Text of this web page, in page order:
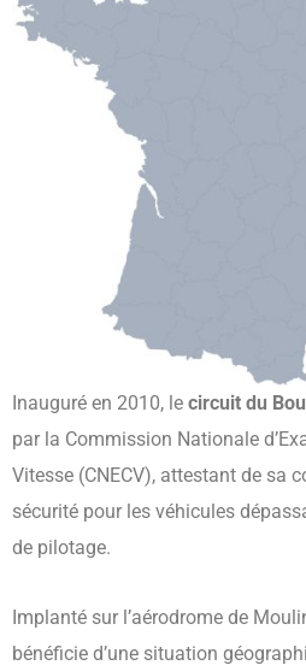
Inauguré en 2010, le circuit du
par la Commission Nationale
Vitesse (CNECV), attestant de sa
sécurité pour les véhicules
de pilotage.
Implanté sur l’aérodrome de
bénéficie d’une situation